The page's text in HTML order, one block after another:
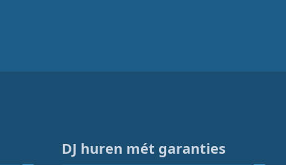
DJ huren mét garanties